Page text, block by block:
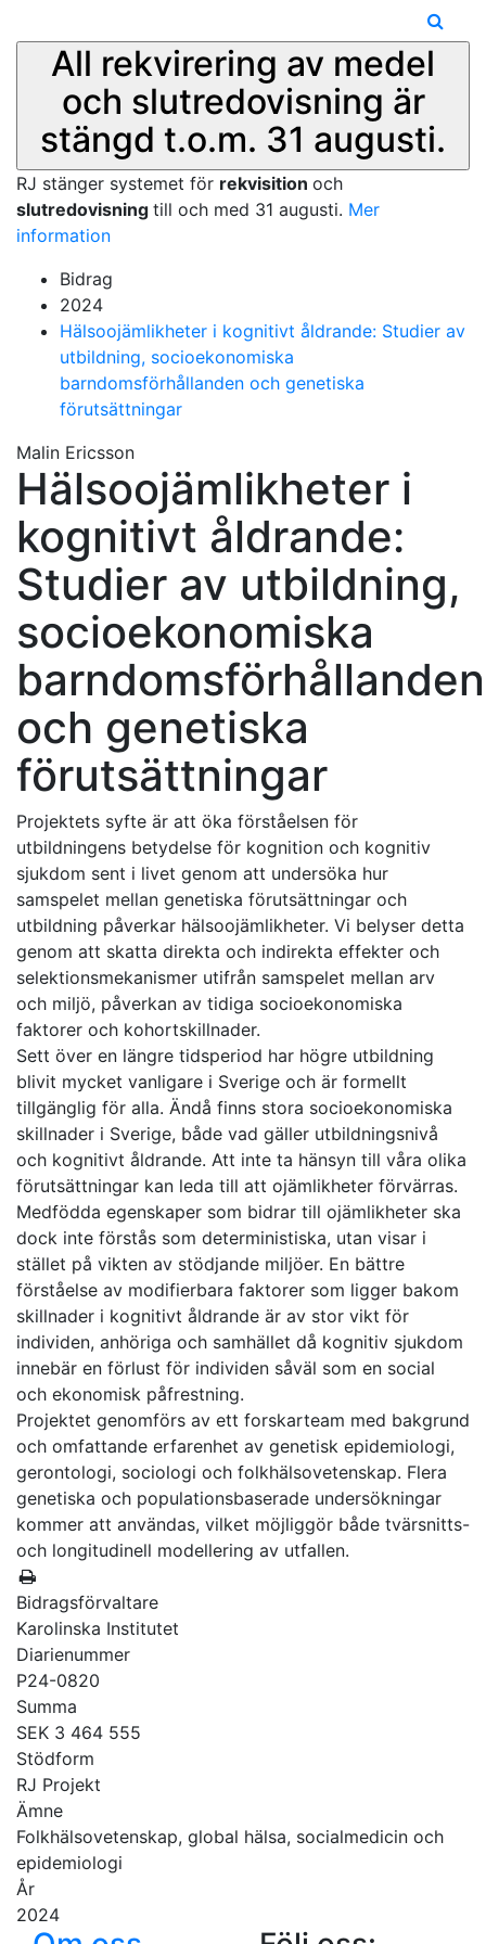
All rekvirering av medel
och slutredovisning är
stängd t.o.m. 31 augusti.
RJ stänger systemet för rekvisition och
slutredovisning till och med 31 augusti. Mer
information
Bidrag
2024
Hälsoojämlikheter i kognitivt åldrande: Studier av
utbildning, socioekonomiska
barndomsförhållanden och genetiska
förutsättningar
Malin Ericsson
Hälsoojämlikheter i
kognitivt åldrande:
Studier av utbildning,
socioekonomiska
barndomsförhållanden
och genetiska
förutsättningar
Projektets syfte är att öka förståelsen för
utbildningens betydelse för kognition och kognitiv
sjukdom sent i livet genom att undersöka hur
samspelet mellan genetiska förutsättningar och
utbildning påverkar hälsoojämlikheter. Vi belyser detta
genom att skatta direkta och indirekta effekter och
selektionsmekanismer utifrån samspelet mellan arv
och miljö, påverkan av tidiga socioekonomiska
faktorer och kohortskillnader.
Sett över en längre tidsperiod har högre utbildning
blivit mycket vanligare i Sverige och är formellt
tillgänglig för alla. Ändå finns stora socioekonomiska
skillnader i Sverige, både vad gäller utbildningsnivå
och kognitivt åldrande. Att inte ta hänsyn till våra olika
förutsättningar kan leda till att ojämlikheter förvärras.
Medfödda egenskaper som bidrar till ojämlikheter ska
dock inte förstås som deterministiska, utan visar i
stället på vikten av stödjande miljöer. En bättre
förståelse av modifierbara faktorer som ligger bakom
skillnader i kognitivt åldrande är av stor vikt för
individen, anhöriga och samhället då kognitiv sjukdom
innebär en förlust för individen såväl som en social
och ekonomisk påfrestning.
Projektet genomförs av ett forskarteam med bakgrund
och omfattande erfarenhet av genetisk epidemiologi,
gerontologi, sociologi och folkhälsovetenskap. Flera
genetiska och populationsbaserade undersökningar
kommer att användas, vilket möjliggör både tvärsnitts-
och longitudinell modellering av utfallen.
Bidragsförvaltare
Karolinska Institutet
Diarienummer
P24-0820
Summa
SEK 3 464 555
Stödform
RJ Projekt
Ämne
Folkhälsovetenskap, global hälsa, socialmedicin och
epidemiologi
År
2024